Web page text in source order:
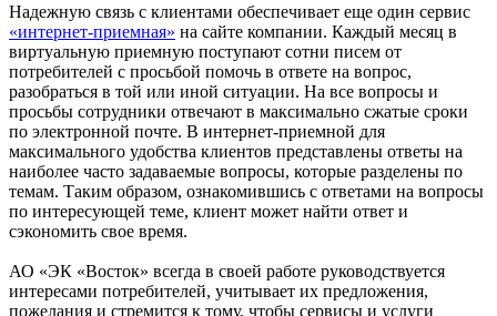
Надежную связь с клиентами обеспечивает еще один сервис
«интернет-приемная» на сайте компании. Каждый месяц в
виртуальную приемную поступают сотни писем от
потребителей с просьбой помочь в ответе на вопрос,
разобраться в той или иной ситуации. На все вопросы и
просьбы сотрудники отвечают в максимально сжатые сроки
по электронной почте. В интернет-приемной для
максимального удобства клиентов представлены ответы на
наиболее часто задаваемые вопросы, которые разделены по
темам. Таким образом, ознакомившись с ответами на вопросы
по интересующей теме, клиент может найти ответ и
сэкономить свое время.
АО «ЭК «Восток» всегда в своей работе руководствуется
интересами потребителей, учитывает их предложения,
пожелания и стремится к тому, чтобы сервисы и услуги